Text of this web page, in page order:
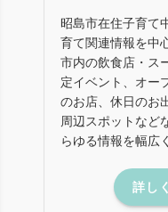
昭島市在住子育て
育て関連情報を中
市内の飲食店・ス
定イベント、オー
のお店、休日のお
周辺スポットなど
らゆる情報を幅広
詳し